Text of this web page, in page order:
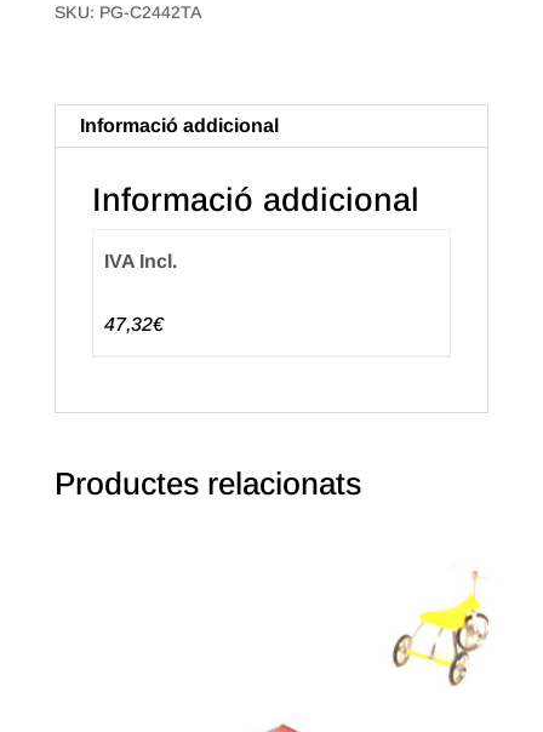
Cel·lulosa
lateral
de
24+6X42
Color
SKU: PG-C2442TA
Informació addicional
Informació addicional
IVA Incl.
47,32€
Productes relacionats